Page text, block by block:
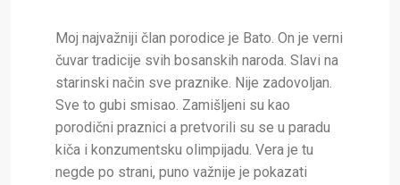
Moj najvažniji član porodice je Bato. On je verni
čuvar tradicije svih bosanskih naroda. Slavi na
starinski način sve praznike. Nije zadovoljan.
Sve to gubi smisao. Zamišljeni su kao
porodični praznici a pretvorili su se u paradu
kiča i konzumentsku olimpijadu. Vera je tu
negde po strani, puno važnije je pokazati